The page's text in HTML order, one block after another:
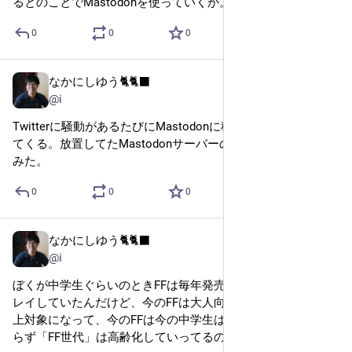
0 0 0
なかにしゆう🐈🐈‍⬛
@i
Twitterに騒動があるたびにMastodonに移行したい気持ちが出
てくる。放置してたMastodonサーバーのバージョンを上げて
みた。
0 0 0
なかにしゆう🐈🐈‍⬛
@i
ぼくが中学生ぐらいのときFFは毎年発売されていて周りもプ
レイしていたんだけど、今のFFは大人向け表現もあり17歳以
上対象になって、今のFFは今の中学生はターゲットとしてお
らず「FF世代」は高齢化していってるのだろうか。